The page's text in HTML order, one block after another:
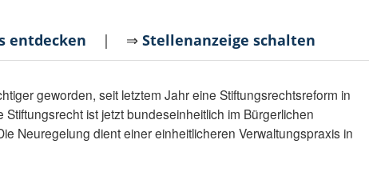
entdecken | ⇒Stellenanzeige schalten
geworden, seit letztem Jahr eine Stiftungsrechtsreform in
Stiftungsrecht ist jetzt bundeseinheitlich im Bürgerlichen
Neuregelung dient einer einheitlicheren Verwaltungspraxis in